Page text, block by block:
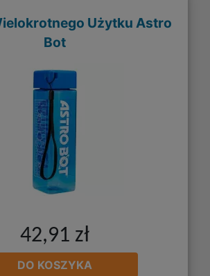
Użytku Astro
Bot
42,91 zł
DO KOSZYKA